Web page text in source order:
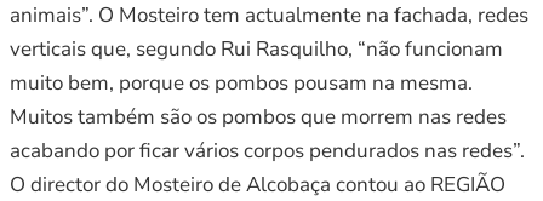
animais”. O Mosteiro tem actualmente na fachada, redes
verticais que, segundo Rui Rasquilho, “não funcionam
muito bem, porque os pombos pousam na mesma.
Muitos também são os pombos que morrem nas redes
acabando por ficar vários corpos pendurados nas redes”.
O director do Mosteiro de Alcobaça contou ao REGIÃO